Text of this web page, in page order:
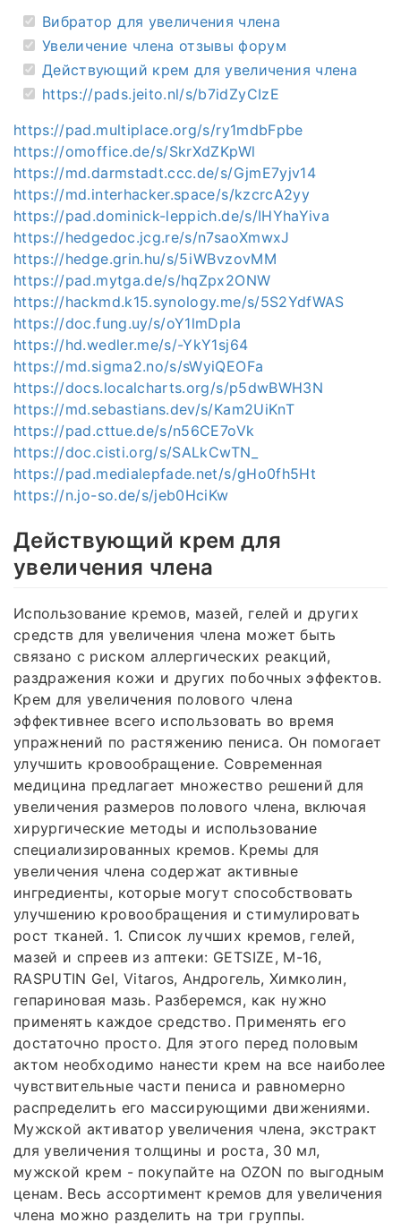
Вибратор для увеличения члена
Увеличение члена отзывы форум
Действующий крем для увеличения члена
https://pads.jeito.nl/s/b7idZyCIzE
https://pad.multiplace.org/s/ry1mdbFpbe
https://omoffice.de/s/SkrXdZKpWl
https://md.darmstadt.ccc.de/s/GjmE7yjv14
https://md.interhacker.space/s/kzcrcA2yy
https://pad.dominick-leppich.de/s/IHYhaYiva
https://hedgedoc.jcg.re/s/n7saoXmwxJ
https://hedge.grin.hu/s/5iWBvzovMM
https://pad.mytga.de/s/hqZpx2ONW
https://hackmd.k15.synology.me/s/5S2YdfWAS
https://doc.fung.uy/s/oY1lmDpIa
https://hd.wedler.me/s/-YkY1sj64
https://md.sigma2.no/s/sWyiQEOFa
https://docs.localcharts.org/s/p5dwBWH3N
https://md.sebastians.dev/s/Kam2UiKnT
https://pad.cttue.de/s/n56CE7oVk
https://doc.cisti.org/s/SALkCwTN_
https://pad.medialepfade.net/s/gHo0fh5Ht
https://n.jo-so.de/s/jeb0HciKw
Действующий крем для
увеличения члена
Использование кремов, мазей, гелей и других
средств для увеличения члена может быть
связано с риском аллергических реакций,
раздражения кожи и других побочных эффектов.
Крем для увеличения полового члена
эффективнее всего использовать во время
упражнений по растяжению пениса. Он помогает
улучшить кровообращение. Современная
медицина предлагает множество решений для
увеличения размеров полового члена, включая
хирургические методы и использование
специализированных кремов. Кремы для
увеличения члена содержат активные
ингредиенты, которые могут способствовать
улучшению кровообращения и стимулировать
рост тканей. 1. Список лучших кремов, гелей,
мазей и спреев из аптеки: GETSIZE, M-16,
RASPUTIN Gel, Vitaros, Андрогель, Химколин,
гепариновая мазь. Разберемся, как нужно
применять каждое средство. Применять его
достаточно просто. Для этого перед половым
актом необходимо нанести крем на все наиболее
чувствительные части пениса и равномерно
распределить его массирующими движениями.
Мужской активатор увеличения члена, экстракт
для увеличения толщины и роста, 30 мл,
мужской крем - покупайте на OZON по выгодным
ценам. Весь ассортимент кремов для увеличения
члена можно разделить на три группы.